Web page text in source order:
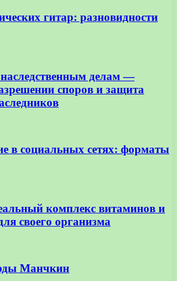
гитар: разновидности
делам —
споров и защита
в социальных сетях: форматы
комплекс витаминов и
своего организма
Манчкин